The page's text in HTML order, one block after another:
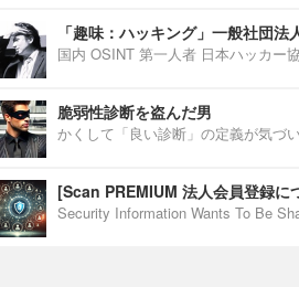
「趣味：ハッキング」一般社団
国内 OSINT 第一人者 日本ハッカー
脆弱性診断を盗んだ男
かくして「良い診断」の定義が気づ
[Scan PREMIUM 法人会員登録に
Security Information Wants To Be